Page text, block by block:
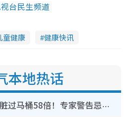
台民生频道
童健康 健康快讯
本地热话
行李清洁｜车轮脏过马桶58倍！专家警告忌用酒精擦 教1招免脏手除菌